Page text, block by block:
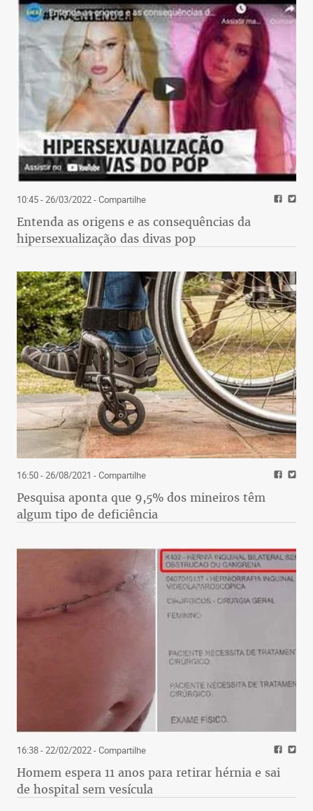
10:45 - 26/03/2022- Compartilhe
Entenda as origens e as consequências da
hipersexualização das divas pop
16:50 - 26/08/2021 - Compartilhe
Pesquisa aponta que 9,5% dos mineiros têm
algum tipo de deficiência
16:38 - 22/02/2022- Compartilhe
Homem espera 11 anos para retirar hérnia e sai
de hospital sem vesícula